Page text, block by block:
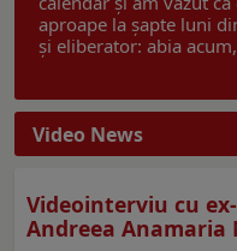
aproape la șapte luni
și eliberator: abia
Video News
Videointerviu cu
Andreea Anamaria